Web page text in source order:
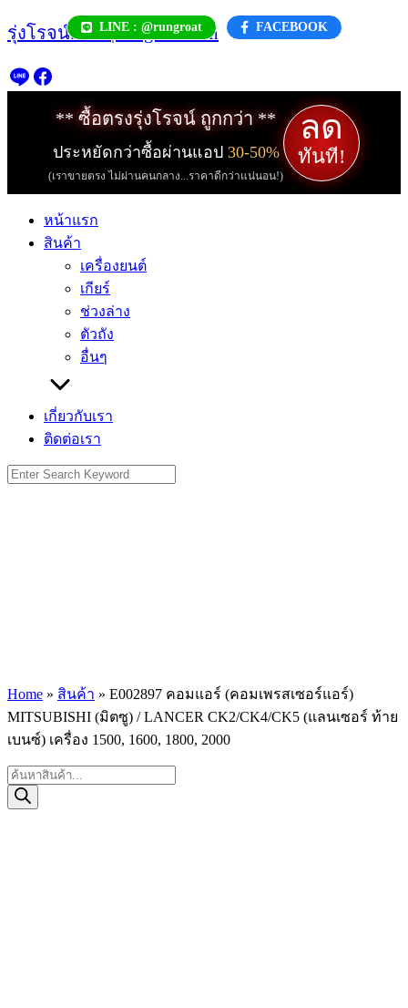
Skip
to
LINE : @rungroat FACEBOOK
รุ่งโรจน์.com | rungroat.com
** ซื้อตรงรุ่งโรจน์ ถูกกว่า **
ประหยัดกว่าซื้อผ่านแอป 30-50%
(เราขายตรง ไม่ผ่านคนกลาง...ราคาดีกว่าแน่นอน!)
ลด
ทันที!
หน้าแรก
สินค้า
เครื่องยนต์
เกียร์
ช่วงล่าง
ตัวถัง
อื่นๆ
เกี่ยวกับเรา
ติดต่อเรา
Search
for:
Home » สินค้า » E002897 คอมแอร์ (คอมเพรสเซอร์แอร์)
MITSUBISHI (มิตซู) / LANCER CK2/CK4/CK5 (แลนเซอร์ ท้าย
เบนซ์) เครื่อง 1500, 1600, 1800, 2000
Products
search